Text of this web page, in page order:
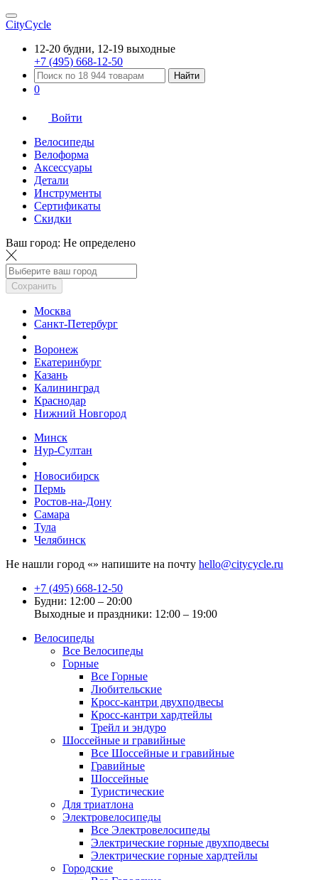
CityCycle
12-20 будни, 12-19 выходные
+7 (495) 668-12-50
Найти
0
Войти
Велосипеды
Велоформа
Аксессуары
Детали
Инструменты
Сертификаты
Скидки
Ваш город: Не определено
Сохранить
Москва
Санкт-Петербург
Воронеж
Екатеринбург
Казань
Калининград
Краснодар
Нижний Новгород
Минск
Нур-Султан
Новосибирск
Пермь
Ростов-на-Дону
Самара
Тула
Челябинск
Не нашли город «» напишите на почту hello@citycycle.ru
+7 (495) 668-12-50
Будни: 12:00 – 20:00
Выходные и праздники: 12:00 – 19:00
Велосипеды
Все Велосипеды
Горные
Все Горные
Любительские
Кросс-кантри двухподвесы
Кросс-кантри хардтейлы
Трейл и эндуро
Шоссейные и гравийные
Все Шоссейные и гравийные
Гравийные
Шоссейные
Туристические
Для триатлона
Электровелосипеды
Все Электровелосипеды
Электрические горные двухподвесы
Электрические горные хардтейлы
Городские